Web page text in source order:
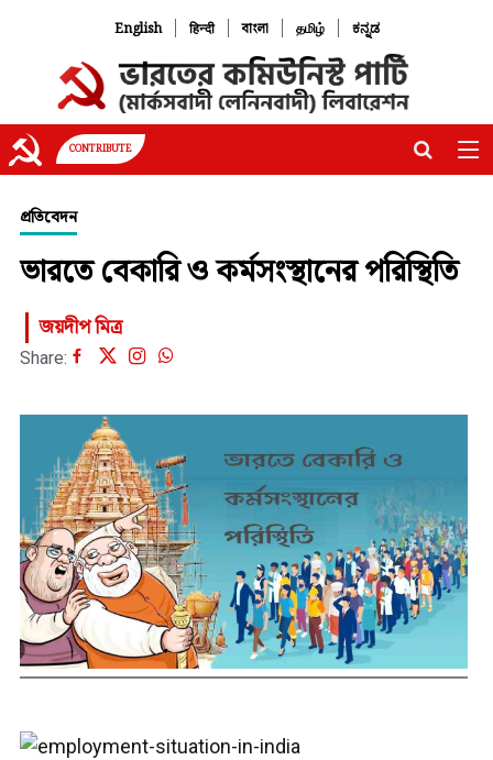
English | हिन्दी | বাংলা | தமிழ் | ಕನ್ನಡ
CONTRIBUTE
প্রতিবেদন
ভারতে বেকারি ও কর্মসংস্থানের পরিস্থিতি
জয়দীপ মিত্র
Share: